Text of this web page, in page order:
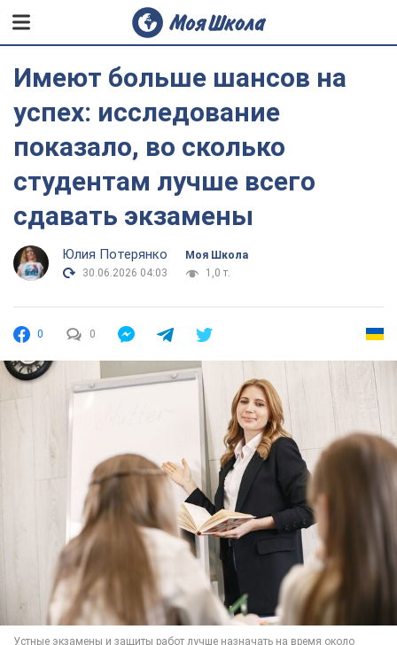
Имеют больше шансов на
успех: исследование
показало, во сколько
студентам лучше всего
сдавать экзамены
Юлия Потерянко
Моя Школа
30.06.2026 04:03
1,0 т.
0 0